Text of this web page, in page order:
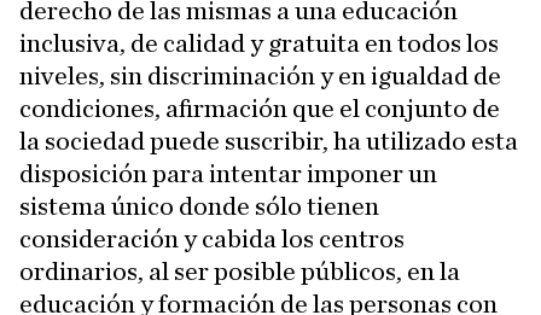
derecho de las mismas a una educación
inclusiva, de calidad y gratuita en todos los
niveles, sin discriminación y en igualdad de
condiciones, afirmación que el conjunto de
la sociedad puede suscribir, ha utilizado esta
disposición para intentar imponer un
sistema único donde sólo tienen
consideración y cabida los centros
ordinarios, al ser posible públicos, en la
educación y formación de las personas con